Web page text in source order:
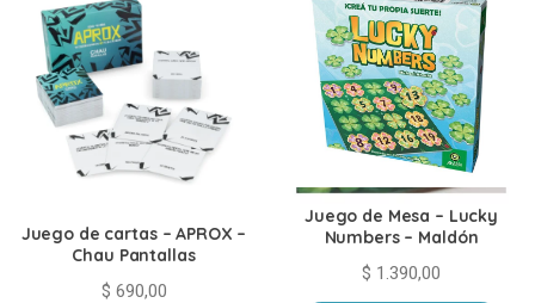
Juego de cartas – APROX –
Chau Pantallas
$ 690,00
Juego de Mesa – Lucky
Numbers – Maldón
$ 1.390,00